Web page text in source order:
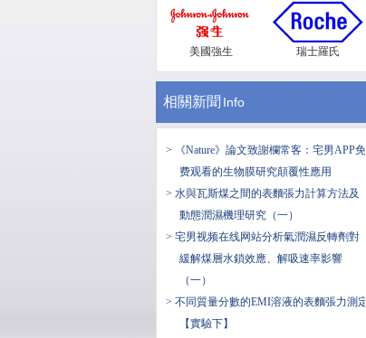
美國強生 瑞士羅氏
相關新聞 Info
> ​《Nature》論文致謝欄常客：宅男APP免
费观看的生物膜研究顛覆性應用
> 水與瓦斯煤之間的表麵張力計算方法及
動態潤濕機理研究（一）
> 宅男视频在线网站分析氣潤濕反轉劑對
緩解煤層水鎖效應、解吸速率影響
（一）
> 不同質量分數的EMI溶液的表麵張力測定
【實驗下】